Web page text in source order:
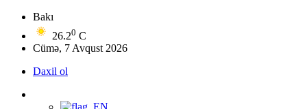
Bakı
26.20 C
Cümə, 7 Avqust 2026
Daxil ol